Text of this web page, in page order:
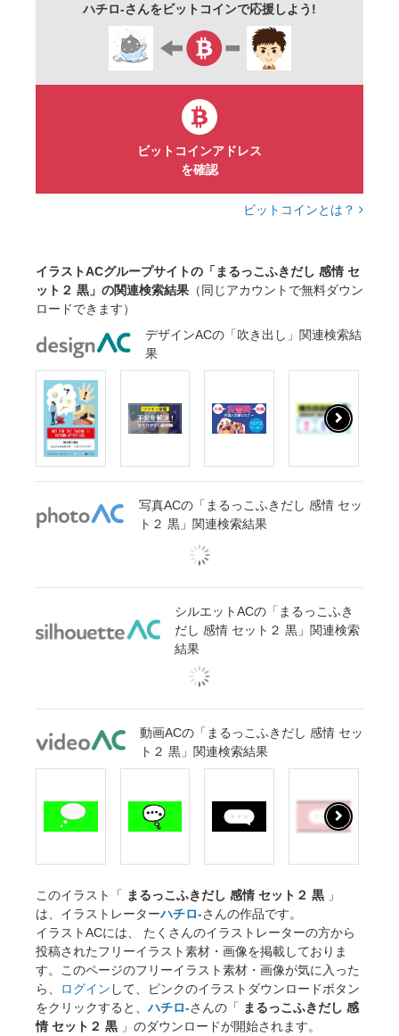
シンプル 使いやすい フリー
商用可 無料 web素材
ハチロ-さんをビットコインで応援しよう!
ビットコインアドレス
を確認
ビットコインとは？
イラストACグループサイトの「まるっこふきだし 感情 セ
ット２ 黒」の関連検索結果 （同じアカウントで無料ダウン
ロードできます）
デザインACの「吹き出し」関連検索結
果
写真ACの「まるっこふきだし 感情 セッ
ト２ 黒」関連検索結果
シルエットACの「まるっこふき
だし 感情 セット２ 黒」関連検索
結果
動画ACの「まるっこふきだし 感情 セッ
ト２ 黒」関連検索結果
このイラスト「 まるっこふきだし 感情 セット２ 黒 」
は、イラストレーターハチロ-さんの作品です。
イラストACには、 たくさんのイラストレーターの方から
投稿されたフリーイラスト素材・画像を掲載しておりま
す。このページのフリーイラスト素材・画像が気に入った
ら、
ログイン して、ピンクのイラストダウンロードボタン
をクリックすると、ハチロ-さんの「 まるっこふきだし 感
情 セット２ 黒 」のダウンロードが開始されます。